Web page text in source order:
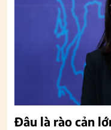
Đâu là rào cản